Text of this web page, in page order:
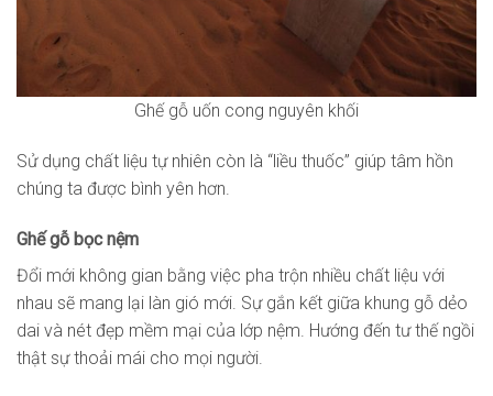
Ghế gỗ uốn cong nguyên khối
Sử dụng chất liệu tự nhiên còn là “liều thuốc” giúp tâm hồn
chúng ta được bình yên hơn.
Ghế gỗ bọc nệm
Đổi mới không gian bằng việc pha trộn nhiều chất liệu với
nhau sẽ mang lại làn gió mới. Sự gắn kết giữa khung gỗ dẻo
dai và nét đẹp mềm mại của lớp nệm. Hướng đến tư thế ngồi
thật sự thoải mái cho mọi người.